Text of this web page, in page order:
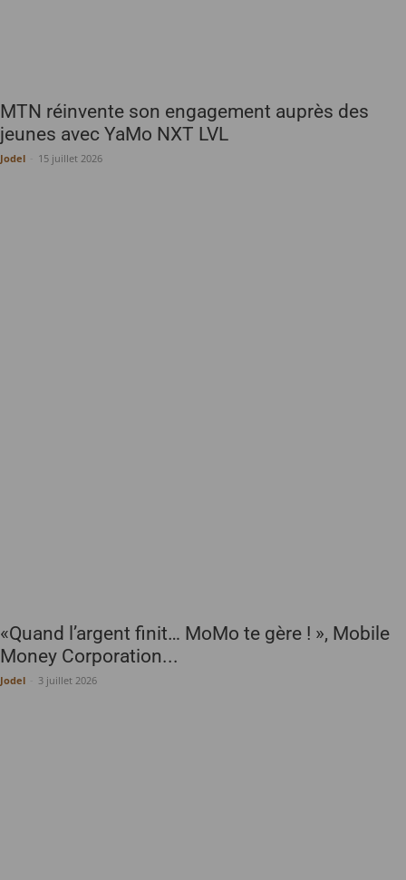
MTN réinvente son engagement auprès des
jeunes avec YaMo NXT LVL
Jodel 15 juillet 2026
«Quand l’argent finit… MoMo te gère ! », Mobile
Money Corporation...
Jodel 3 juillet 2026